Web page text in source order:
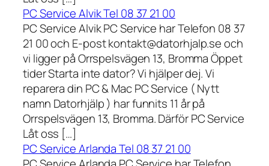
PC Service Alvik Tel 08 37 21 00
PC Service Alvik PC Service har Telefon 08 37
21 00 och E-post kontakt@datorhjalp.se och
vi ligger på Orrspelsvägen 13, Bromma Öppet
tider Starta inte dator? Vi hjälper dej. Vi
reparera din PC & Mac PC Service ( Nytt
namn Datorhjälp ) har funnits 11 år på
Orrspelsvägen 13, Bromma. Därför PC Service
Låt oss […]
PC Service Arlanda Tel 08 37 21 00